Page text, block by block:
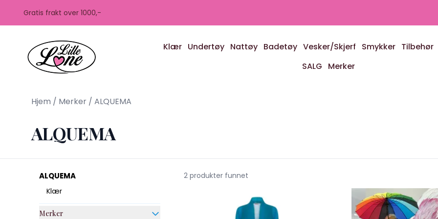
Gratis frakt over 1000,-
Klær Undertøy Nattøy Badetøy Vesker/Skjerf Smykker Tilbehør
SALG
Merker
Hjem / Merker / ALQUEMA
ALQUEMA
ALQUEMA
Klær
Merker
2 produkter funnet